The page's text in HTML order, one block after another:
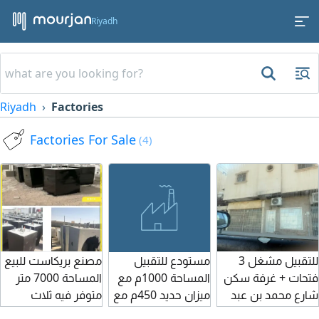
Riyadh
Riyadh Factories
Factories For Sale (4)
مصنع بريكاست للبيع
المساحة 7000 متر
متوفر فيه ثلاث
رافعات وقوالب
مستودع للتقبيل
المساحة 1000م مع
ميزان حديد 450م مع
غرفتين ودورة مياه
للتقبيل مشغل 3
فتحات + غرفة سكن
شارع محمد بن عبد
اللطيف - حي البديعة